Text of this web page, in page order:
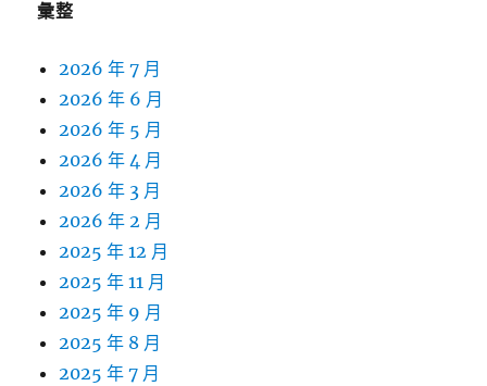
彙整
2026 年 7 月
2026 年 6 月
2026 年 5 月
2026 年 4 月
2026 年 3 月
2026 年 2 月
2025 年 12 月
2025 年 11 月
2025 年 9 月
2025 年 8 月
2025 年 7 月